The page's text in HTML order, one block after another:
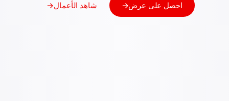
احصل على عرض→ شاهد الأعمال→